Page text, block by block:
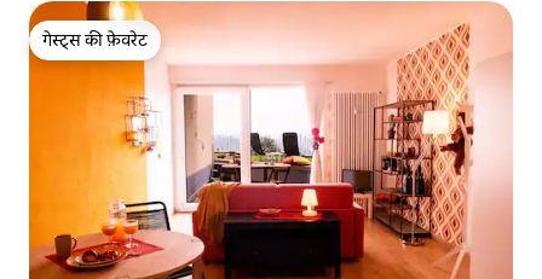
गेस्ट्स की फ़ेवरेट
गेस्ट्स की फ़ेवरेट